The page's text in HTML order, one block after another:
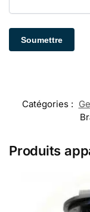
Catégories :
Produits